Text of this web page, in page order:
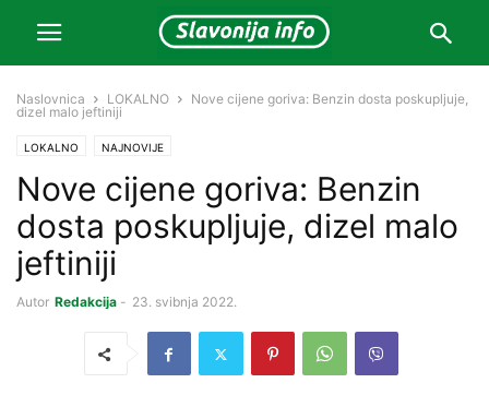
Naslovnica LOKALNO
Nove cijene goriva: Benzin dosta poskupljuje,
dizel malo jeftiniji
LOKALNO NAJNOVIJE
Nove cijene goriva: Benzin
dosta poskupljuje, dizel malo
jeftiniji
Autor Redakcija - 23. svibnja 2022.